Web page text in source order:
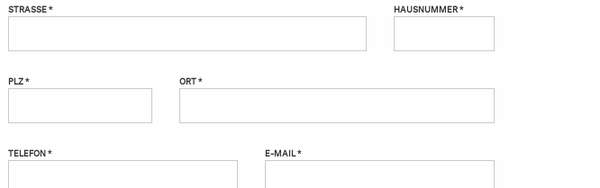
STRASSE * HAUSNUMMER *
PLZ * ORT *
TELEFON * E-MAIL *